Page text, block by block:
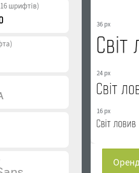
шрифтів)
36 px
24 px
16 px